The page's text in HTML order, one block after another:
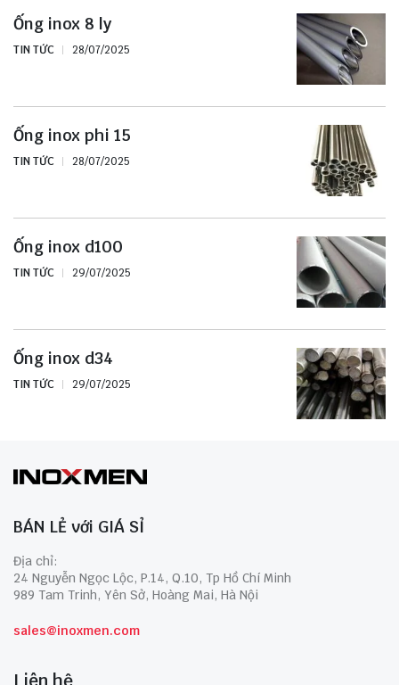
Ống inox 8 ly
TIN TỨC 28/07/2025
Ống inox phi 15
TIN TỨC 28/07/2025
Ống inox d100
TIN TỨC 29/07/2025
Ống inox d34
TIN TỨC 29/07/2025
BÁN LẺ với GIÁ SỈ
Địa chỉ:
24 Nguyễn Ngọc Lộc, P.14, Q.10, Tp Hồ Chí Minh
989 Tam Trinh, Yên Sở, Hoàng Mai, Hà Nội
sales@inoxmen.com